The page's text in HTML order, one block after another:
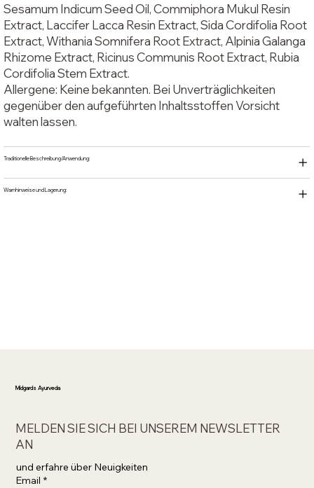
Sesamum Indicum Seed Oil, Commiphora Mukul Resin
Extract, Laccifer Lacca Resin Extract, Sida Cordifolia Root
Extract, Withania Somnifera Root Extract, Alpinia Galanga
Rhizome Extract, Ricinus Communis Root Extract, Rubia
Cordifolia Stem Extract.
Allergene: Keine bekannten. Bei Unverträglichkeiten
gegenüber den aufgeführten Inhaltsstoffen Vorsicht
walten lassen.
Traditionelle Beschreibung/Anwendung:
Warnhinweise und Lagerung:
Midgards Ayurveda
MELDEN SIE SICH BEI UNSEREM NEWSLETTER
AN
Email *